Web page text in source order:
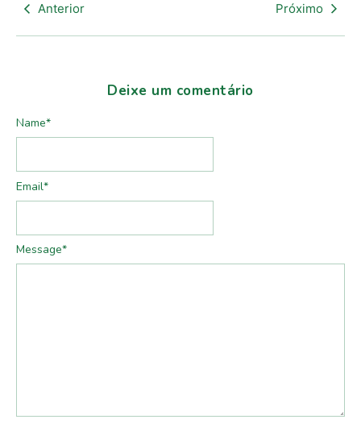
Anterior Próximo
Deixe um comentário
Message*
Name*
Email*